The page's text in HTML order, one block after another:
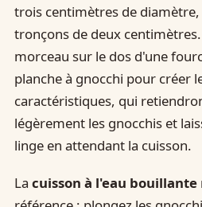
trois centimètres de diamètre,
tronçons de deux
morceau sur le dos d'une
planche à gnocchi pour créer
caractéristiques, qui
légèrement les gnocchis et
linge en attendant la cuisson.
La cuisson à l'eau bouillante